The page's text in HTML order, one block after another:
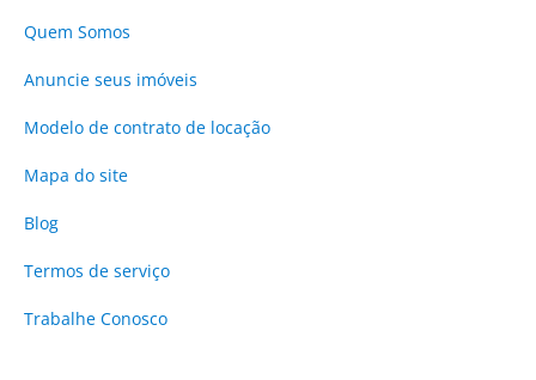
Quem Somos
Anuncie seus imóveis
Modelo de contrato de locação
Mapa do site
Blog
Termos de serviço
Trabalhe Conosco